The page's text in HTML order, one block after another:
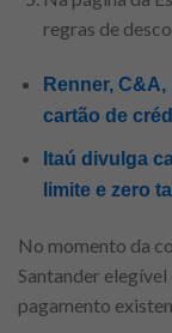
regras de
Renner,
cartão de
Itaú divulga
limite e zero
No momento da
Santander
pagamento